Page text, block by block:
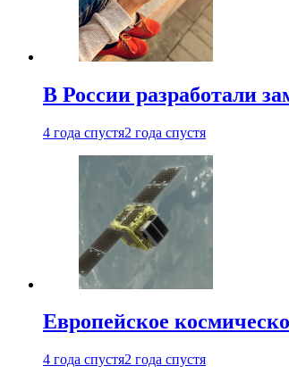
В России разработали
4 года спустя2 года спустя
Европейское
4 года спустя2 года спустя